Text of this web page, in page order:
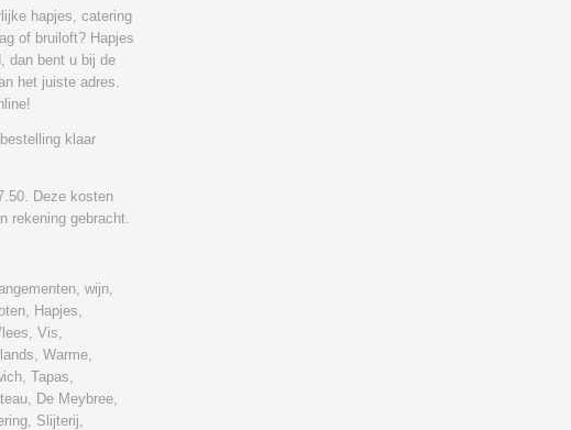
hapjes, catering
of bruiloft? Hapjes
dan bent u bij de
het juiste adres.
klaar
Deze kosten
rekening gebracht.
wijn,
Hapjes,
Vis,
Warme,
Tapas,
De Meybree,
Slijterij,